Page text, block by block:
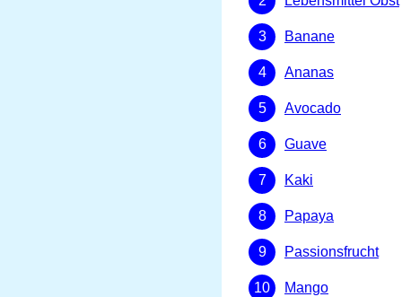
Banane
Ananas
Avocado
Guave
Kaki
Papaya
Passionsfrucht
Mango